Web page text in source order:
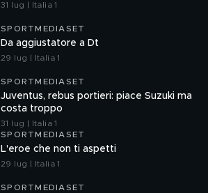
31 lug | Italia 1
SPORTMEDIASET
Da aggiustatore a Dt
29 lug | Italia 1
SPORTMEDIASET
Juventus, rebus portieri: piace Suzuki ma
costa troppo
31 lug | Italia 1
SPORTMEDIASET
L'eroe che non ti aspetti
29 lug | Italia 1
SPORTMEDIASET